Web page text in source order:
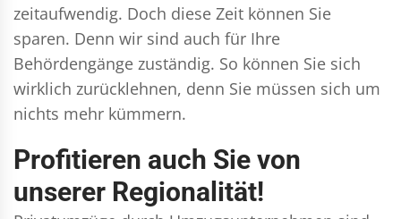
zeitaufwendig. Doch diese Zeit können Sie
sparen. Denn wir sind auch für Ihre
Behördengänge zuständig. So können Sie sich
wirklich zurücklehnen, denn Sie müssen sich um
nichts mehr kümmern.
Profitieren auch Sie von
unserer Regionalität!